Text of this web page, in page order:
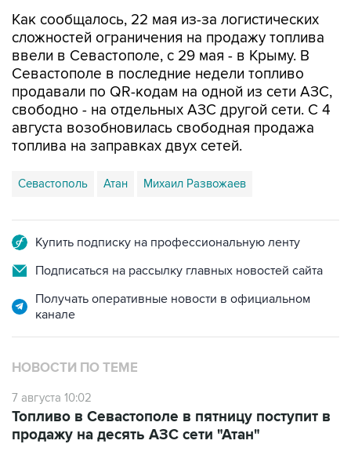
ввели в Севастополе, с 29 мая - в Крыму. В
Севастополе в последние недели топливо
продавали по QR-кодам на одной из сети АЗС,
свободно - на отдельных АЗС другой сети. С 4
августа возобновилась свободная продажа
топлива на заправках двух сетей.
Севастополь Атан Михаил Развожаев
Подписаться на рассылку главных новостей сайта
Получать оперативные новости в официальном
НОВОСТИ ПО ТЕМЕ
7 августа 10:02
продажу на десять АЗС сети "Атан"